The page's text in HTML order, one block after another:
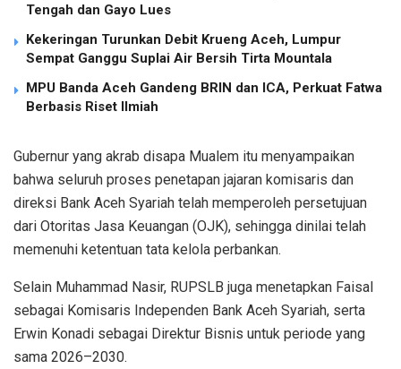
Tengah dan Gayo Lues
Kekeringan Turunkan Debit Krueng Aceh, Lumpur
Sempat Ganggu Suplai Air Bersih Tirta Mountala
MPU Banda Aceh Gandeng BRIN dan ICA, Perkuat Fatwa
Berbasis Riset Ilmiah
Gubernur yang akrab disapa Mualem itu menyampaikan
bahwa seluruh proses penetapan jajaran komisaris dan
direksi Bank Aceh Syariah telah memperoleh persetujuan
dari Otoritas Jasa Keuangan (OJK), sehingga dinilai telah
memenuhi ketentuan tata kelola perbankan.
Selain Muhammad Nasir, RUPSLB juga menetapkan Faisal
sebagai Komisaris Independen Bank Aceh Syariah, serta
Erwin Konadi sebagai Direktur Bisnis untuk periode yang
sama 2026–2030.